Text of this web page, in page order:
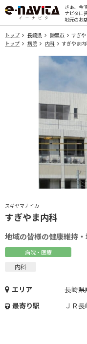
さぁ、今
ナビタに
地元のお
トップ 長崎県 諫早市
すぎ
トップ
病院 内科 すぎやま
スギヤマナイカ
すぎやま内科
地域の皆様の健康維持
病院・医療
内科
エリア
長崎県
最寄り駅
ＪＲ